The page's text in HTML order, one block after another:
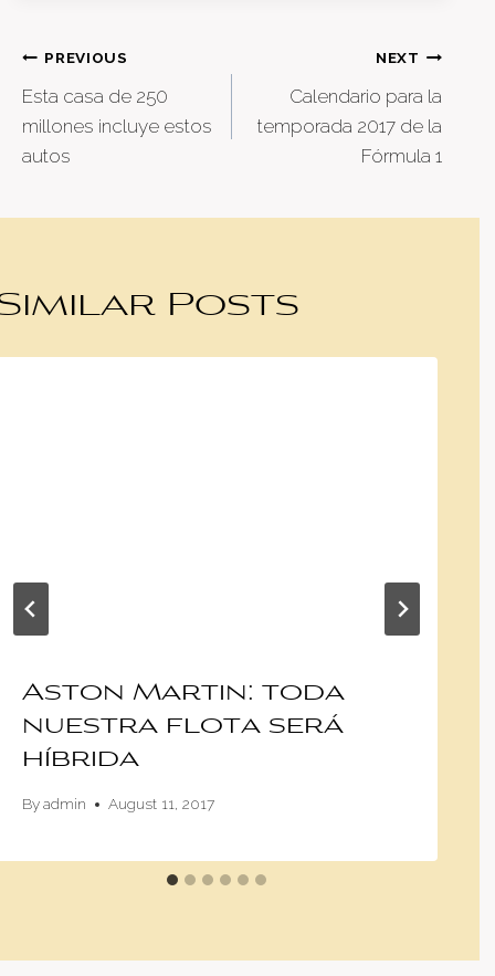
Post
navigation
PREVIOUS
Esta casa de 250
millones incluye estos
autos
NEXT
Calendario para la
temporada 2017 de la
Fórmula 1
Posts
Aston Martin: toda
nuestra flota será
híbrida
Byadmin August 11, 2017